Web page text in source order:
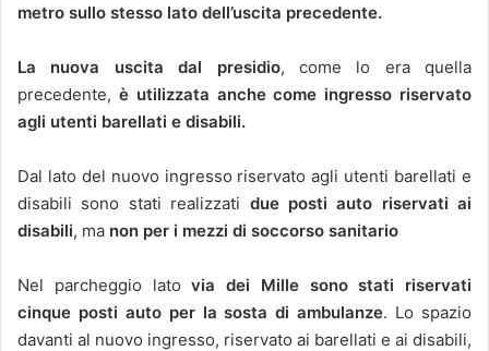
metro sullo stesso lato dell’uscita precedente.
La nuova uscita dal presidio, come lo era quella
precedente, è utilizzata anche come ingresso riservato
agli utenti barellati e disabili.
Dal lato del nuovo ingresso riservato agli utenti barellati e
disabili sono stati realizzati due posti auto riservati ai
disabili, ma non per i mezzi di soccorso sanitario
Nel parcheggio latovia dei Mille sono stati riservati
cinque posti auto per la sosta di ambulanze. Lo spazio
davanti al nuovo ingresso, riservato ai barellati e ai disabili,